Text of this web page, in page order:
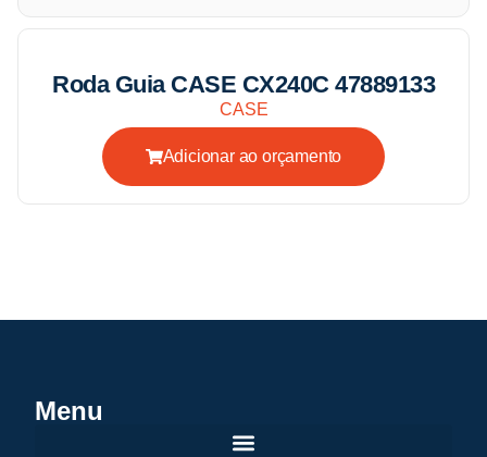
Roda Guia CASE CX240C 47889133
CASE
Adicionar ao orçamento
Menu